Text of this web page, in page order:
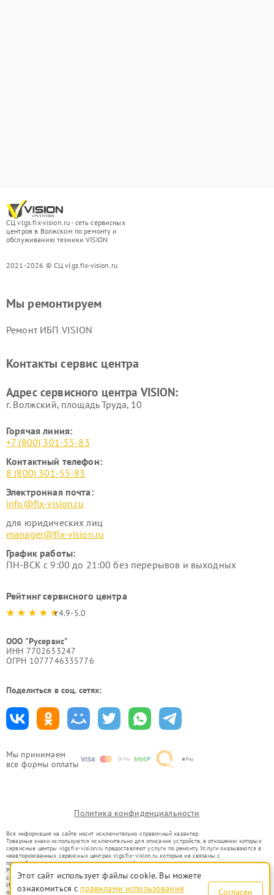
СЦ vlgs.fix-vision.ru - сеть сервисных
центров в Волжском по ремонту и
обслуживанию техники VISION
2021-2026 © СЦ vlgs.fix-vision.ru
Мы принимаем
все формы оплаты
Мы ремонтируем
Ремонт ИБП VISION
Контакты сервис центра
Адрес сервисного центра VISION:
г. Волжский, площадь Труда, 10
Горячая линия:
+7 (800) 301-55-83
Контактный телефон:
8 (800) 301-55-83
Электронная почта:
info@fix-vision.ru
для юридических лиц
manager@fix-vision.ru
График работы:
ПН-ВСК с 9:00 до 21:00 без перерывов и выходных
Рейтинг сервисного центра
4.9-5.0
ООО "Русервис"
ИНН 7702633247
ОГРН 1077746335776
Поделиться в соц. сетях:
Политика конфиденциальности
Вся информация на сайте носит исключительно справочный характер.
Товарные знаки используются исключительно для описания устройств, в отношении которых
сервисные центры vlgs.fix-vision.ru предоставляют услуги по ремонту. Услуги оказываются в
неавторизованных сервисных центрах vlgs.fix-vision.ru, которые не связаны с
правообладателями товарных знаков или их официальными представителями.
Ремонт осуществляется для устройств, уже введенных в гражданский оборот в соответствии
со статьей 1487 ГК РФ.
Использование товарных знаков не преследует цели индивидуализации услуг или введения
потребителей в заблуждение, а служит для информирования о предоставляемых услугах по
Этот сайт использует файлы cookie. Вы можете
ознакомиться с правилами использования Согласен